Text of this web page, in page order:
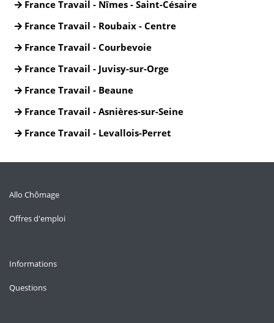
France Travail - Nîmes - Saint-Césaire
France Travail - Roubaix - Centre
France Travail - Courbevoie
France Travail - Juvisy-sur-Orge
France Travail - Beaune
France Travail - Asnières-sur-Seine
France Travail - Levallois-Perret
Allo Chômage
Offres d'emploi
Informations
Questions